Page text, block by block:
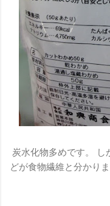
炭水化物多めです。 し
どが食物繊維と分かり